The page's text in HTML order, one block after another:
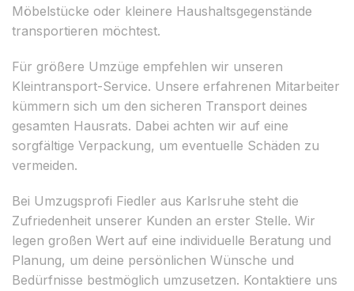
Möbelstücke oder kleinere Haushaltsgegenstände
transportieren möchtest.
Für größere Umzüge empfehlen wir unseren
Kleintransport-Service. Unsere erfahrenen Mitarbeiter
kümmern sich um den sicheren Transport deines
gesamten Hausrats. Dabei achten wir auf eine
sorgfältige Verpackung, um eventuelle Schäden zu
vermeiden.
Bei Umzugsprofi Fiedler aus Karlsruhe steht die
Zufriedenheit unserer Kunden an erster Stelle. Wir
legen großen Wert auf eine individuelle Beratung und
Planung, um deine persönlichen Wünsche und
Bedürfnisse bestmöglich umzusetzen. Kontaktiere uns